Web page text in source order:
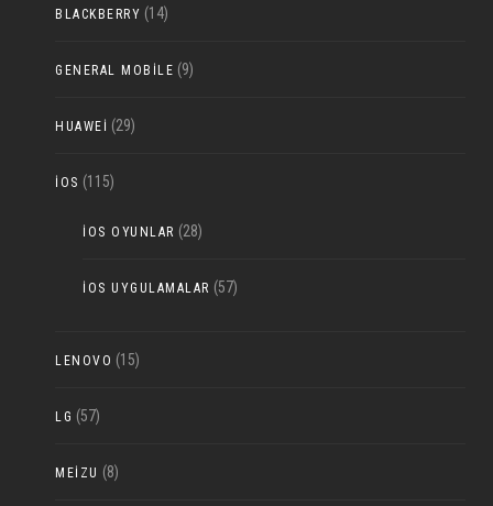
BLACKBERRY (14)
GENERAL MOBILE (9)
HUAWEI (29)
IOS (115)
IOS OYUNLAR (28)
IOS UYGULAMALAR (57)
LENOVO (15)
LG (57)
MEIZU (8)